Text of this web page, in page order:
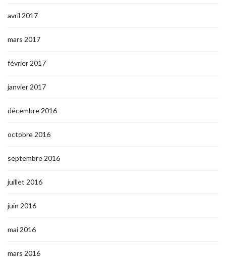
avril 2017
mars 2017
février 2017
janvier 2017
décembre 2016
octobre 2016
septembre 2016
juillet 2016
juin 2016
mai 2016
mars 2016